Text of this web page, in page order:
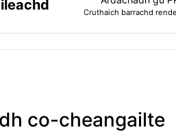
Cruthaich barrachd
co-cheangailte